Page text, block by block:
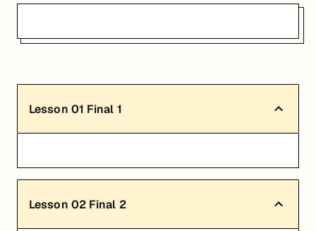
Lesson 01 Final 1
Lesson 02 Final 2